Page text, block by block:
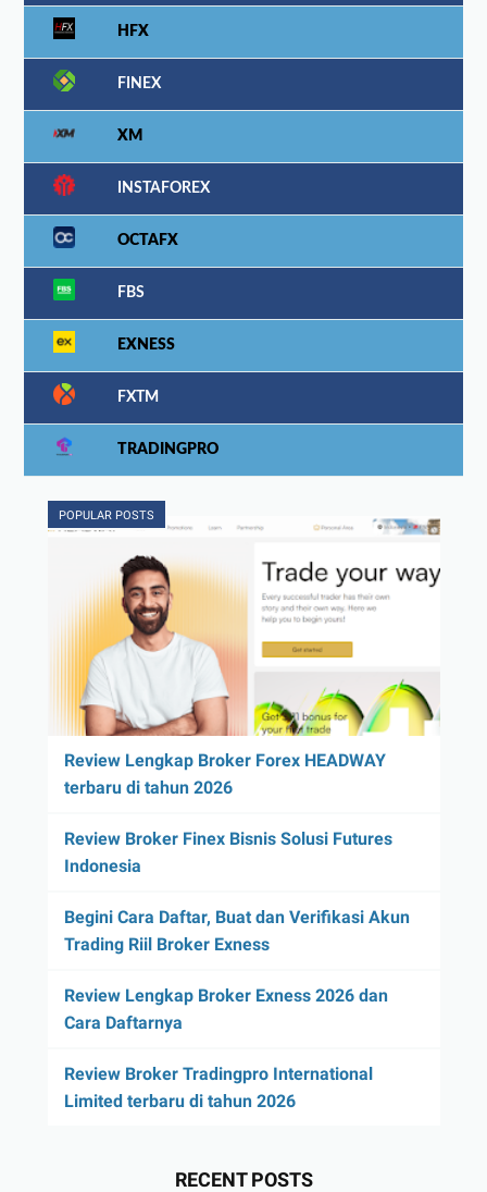
HFX
FINEX
XM
INSTAFOREX
OCTAFX
FBS
EXNESS
FXTM
TRADINGPRO
POPULAR POSTS
Review Lengkap Broker Forex HEADWAY
terbaru di tahun 2026
Review Broker Finex Bisnis Solusi Futures
Indonesia
Begini Cara Daftar, Buat dan Verifikasi Akun
Trading Riil Broker Exness
Review Lengkap Broker Exness 2026 dan
Cara Daftarnya
Review Broker Tradingpro International
Limited terbaru di tahun 2026
RECENT POSTS